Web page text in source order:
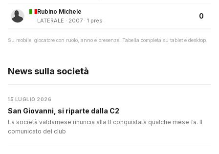
Rubino Michele
LATERALE · 2007 · 1 pres
0
Su mobile: giocatore con ruolo, anno e presenze. Tabella completa su tablet e desktop.
News sulla società
15 LUGLIO 2026
San Giovanni, si riparte dalla C2
La società valdarnese rinuncia alla B conquistata qualche mese fa. Il
comunicato del club